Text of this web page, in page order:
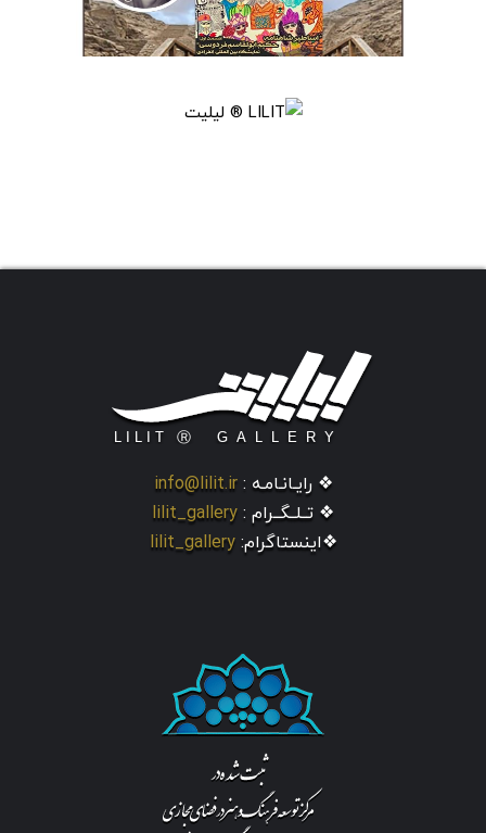
❖ رایـانـامـه : info@lilit.ir
❖ تــلــگــرام : lilit_gallery
❖اینستاگرام: lilit_gallery